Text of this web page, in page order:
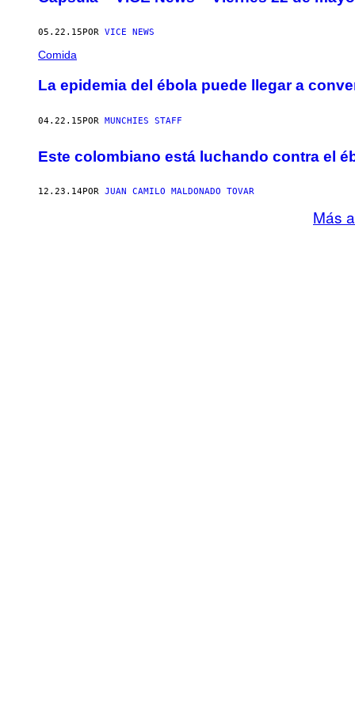
05.22.15 POR VICE NEWS
Comida
La epidemia del ébola puede llegar a
04.22.15POR MUNCHIES STAFF
Este colombiano está luchando contra el
12.23.14POR JUAN CAMILO MALDONADO TOVAR
Más